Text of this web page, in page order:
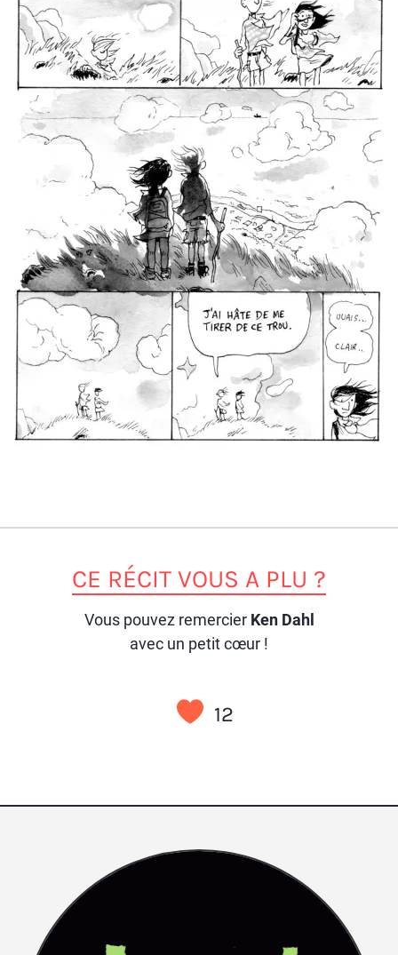
CE RÉCIT VOUS A PLU ?
Vous pouvez remercier Ken Dahl
avec un petit cœur !
12